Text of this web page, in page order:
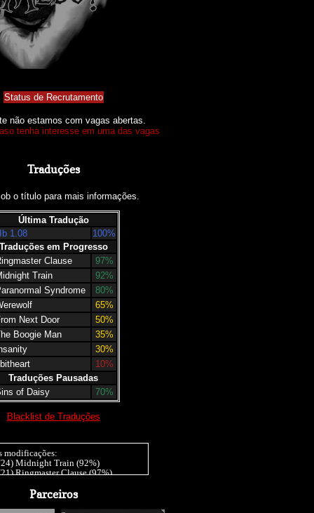
Status de Recrutamento
não estamos com vagas abertas.
tenha interesse em uma das vagas
Traduções
o título para mais informações.
Última Tradução
Ib 1.08
100%
Traduções em Progresso
Clause
97%
Train
92%
Syndrome
80%
65%
Next Door
50%
Boogie Man
35%
30%
10%
Traduções Pausadas
of Daisy
70%
Blacklist de Traduções
modificações:
Midnight Train (92%)
Ringmaster Clause (97%)
20) Insanity (15%), Ib 1.07 (10%)
Parceiros